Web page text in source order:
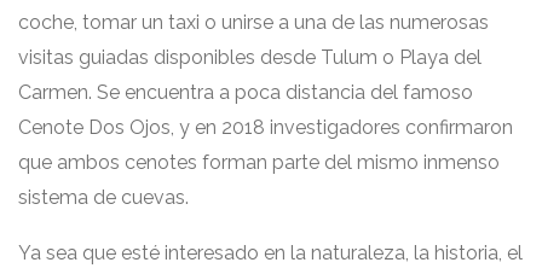
coche, tomar un taxi o unirse a una de las numerosas
visitas guiadas disponibles desde Tulum o Playa del
Carmen. Se encuentra a poca distancia del famoso
Cenote Dos Ojos, y en 2018 investigadores confirmaron
que ambos cenotes forman parte del mismo inmenso
sistema de cuevas.
Ya sea que esté interesado en la naturaleza, la historia, el